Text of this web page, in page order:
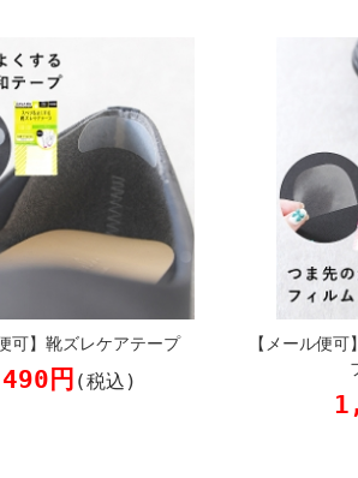
可】靴ズレケアテープ
円 (税込)
【メール便